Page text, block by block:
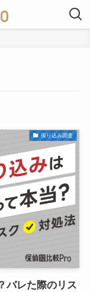
張り込み調査
バレた際のリス